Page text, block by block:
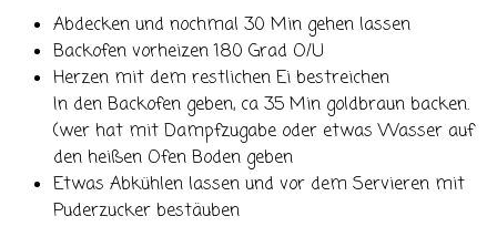
Abdecken und nochmal 30 Min gehen lassen
Backofen vorheizen 180 Grad O/U
Herzen mit dem restlichen Ei bestreichen
In den Backofen geben, ca 35 Min goldbraun backen.
(wer hat mit Dampfzugabe oder etwas Wasser auf
den heißen Ofen Boden geben
Etwas Abkühlen lassen und vor dem Servieren mit
Puderzucker bestäuben